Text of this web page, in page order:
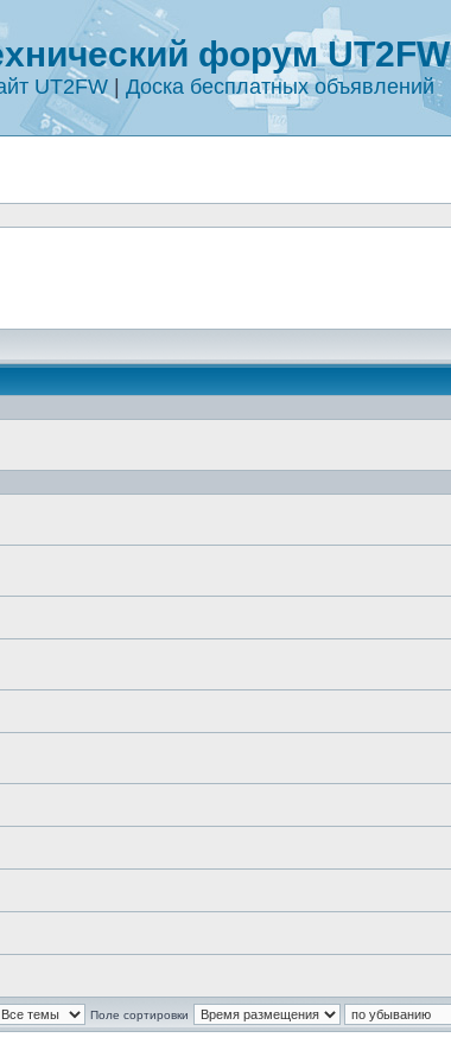
форум UT2FW
UT2FW| Доска бесплатных объявлений
Поле сортировки